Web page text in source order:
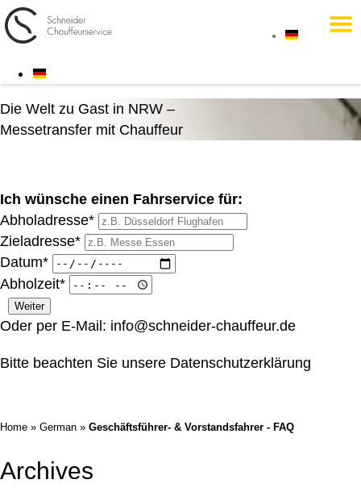
Die Welt zu Gast in NRW –
Messetransfer mit Chauffeur
Ich wünsche einen Fahrservice für:
Abholadresse*
Zieladresse*
Datum*
Abholzeit*
Oder per E-Mail: info@schneider-chauffeur.de
Bitte beachten Sie unsere Datenschutzerklärung
Home » German » Geschäftsführer- & Vorstandsfahrer - FAQ
Archives